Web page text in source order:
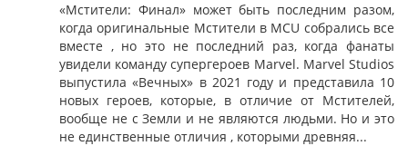
«Мстители: Финал» может быть последним разом,
когда оригинальные Мстители в MCU собрались все
вместе , но это не последний раз, когда фанаты
увидели команду супергероев Marvel. Marvel Studios
выпустила «Вечных» в 2021 году и представила 10
новых героев, которые, в отличие от Мстителей,
вообще не с Земли и не являются людьми. Но и это
не единственные отличия , которыми древняя...